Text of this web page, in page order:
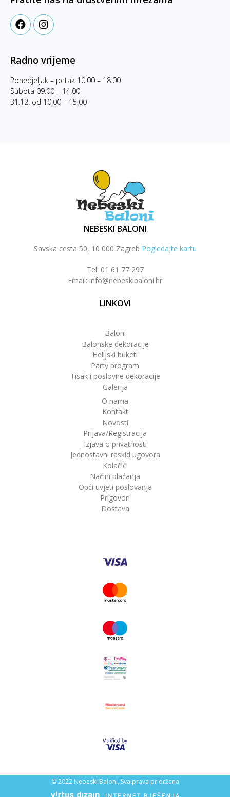
Radno vrijeme
Ponedjeljak – petak 10:00 – 18:00
Subota 09:00 – 14:00
31.12. od 10:00 – 15:00
NEBESKI BALONI
Savska cesta 50, 10 000 Zagreb Pogledajte kartu
Tel: 01 61 77 297
Email: info@nebeskibaloni.hr
LINKOVI
Baloni
Balonske dekoracije
Helijski buketi
Party program
Tisak i poslovne dekoracije
Galerija
O nama
Kontakt
Novosti
Prijava/Registracija
Izjava o privatnosti
Jednostavni raskid ugovora
Kolačići
Načini plaćanja
Opći uvjeti poslovanja
Prigovori
Dostava
© 2022 Nebeski Baloni, Sva prava pridržana